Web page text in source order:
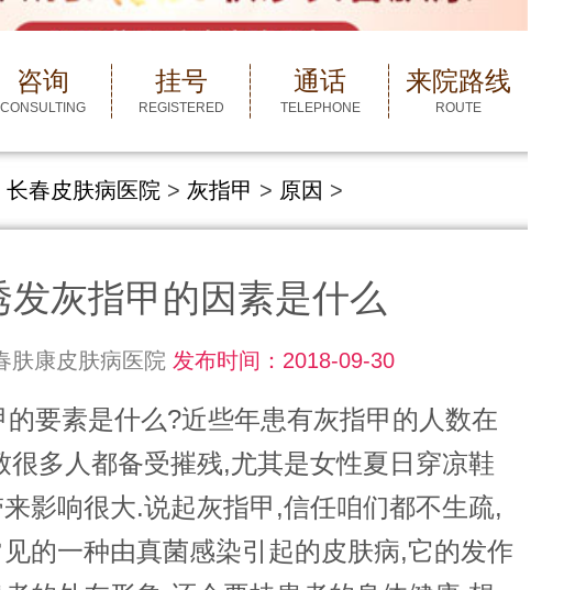
咨询
CONSULTING
挂号
REGISTERED
通话
TELEPHONE
来院路线
ROUTE
长春皮肤病医院 > 灰指甲 > 原因 >
发灰指甲的因素是什么
肤康皮肤病医院 发布时间：2018-09-30
要素是什么?近些年患有灰指甲的人数在
很多人都备受摧残,尤其是女性夏日穿凉鞋
影响很大.说起灰指甲,信任咱们都不生疏,
的一种由真菌感染引起的皮肤病,它的发作